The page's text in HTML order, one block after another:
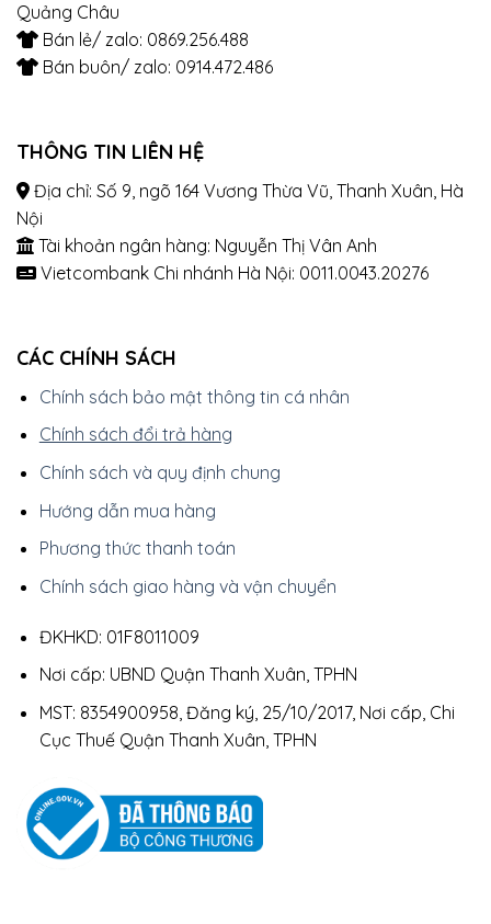
Quảng Châu
Bán lẻ/ zalo: 0869.256.488
Bán buôn/ zalo: 0914.472.486
THÔNG TIN LIÊN HỆ
Địa chỉ: Số 9, ngõ 164 Vương Thừa Vũ, Thanh Xuân, Hà
Nội
Tài khoản ngân hàng: Nguyễn Thị Vân Anh
Vietcombank Chi nhánh Hà Nội: 0011.0043.20276
CÁC CHÍNH SÁCH
Chính sách bảo mật thông tin cá nhân
Chính sách đổi trả hàng
Chính sách và quy định chung
Hướng dẫn mua hàng
Phương thức thanh toán
Chính sách giao hàng và vận chuyển
ĐKHKD: 01F8011009
Nơi cấp: UBND Quận Thanh Xuân, TPHN
MST: 8354900958, Đăng ký, 25/10/2017, Nơi cấp, Chi
Cục Thuế Quận Thanh Xuân, TPHN